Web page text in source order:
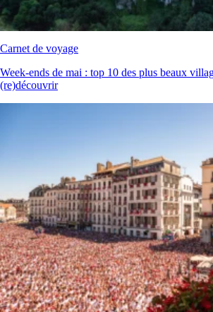
Carnet de voyage
Week‑ends de mai : top 10 des plus beaux
(re)découvrir